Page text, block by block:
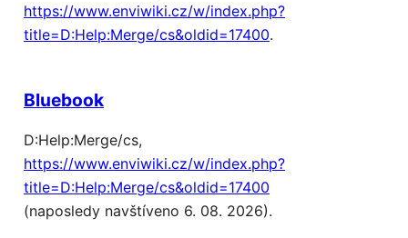
https://www.enviwiki.cz/w/index.php?
title=D:Help:Merge/cs&oldid=17400.
Bluebook
D:Help:Merge/cs,
https://www.enviwiki.cz/w/index.php?
title=D:Help:Merge/cs&oldid=17400
(naposledy navštíveno 6. 08. 2026).